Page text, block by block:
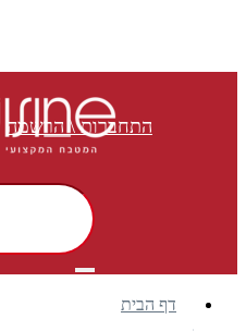
התחברות \ הרשמה
דף הבית